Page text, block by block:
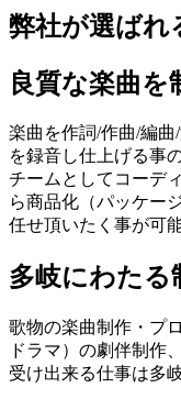
弊社が選ばれ
良質な楽曲
楽曲を作詞/作曲/編
を録音し仕上げる事
チームとしてコーデ
ら商品化（パッケー
任せ頂いたく事が可
多岐にわたる
歌物の楽曲制作・プ
ドラマ）の劇伴制作
受け出来る仕事は多